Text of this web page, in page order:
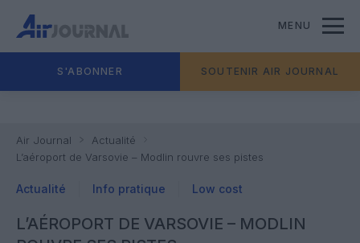
MENU
S'ABONNER SOUTENIR AIR JOURNAL
Air Journal
Actualité
L’aéroport de Varsovie – Modlin rouvre ses pistes
Actualité Info pratique Low cost
L’AÉROPORT DE VARSOVIE – MODLIN